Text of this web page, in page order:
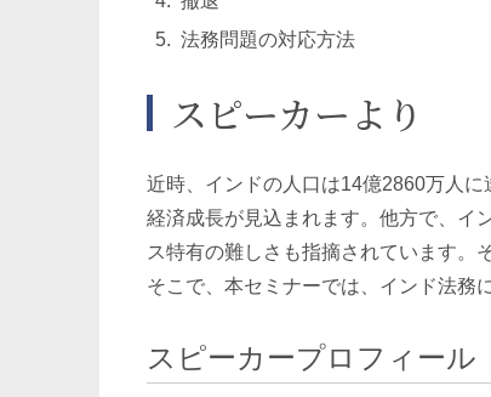
法務問題の対応方法
スピーカーより
近時、インドの人口は14億2860万人
経済成長が見込まれます。他方で、イ
ス特有の難しさも指摘されています。
そこで、本セミナーでは、インド法務
スピーカープロフィール